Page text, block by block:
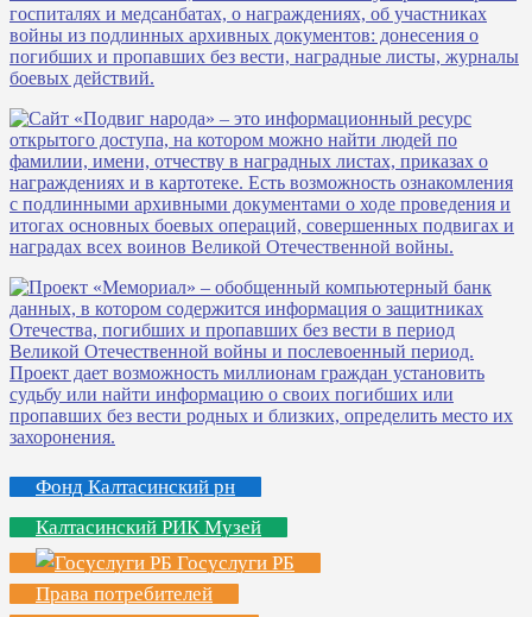
Фонд Калтасинский рн
Калтасинский РИК Музей
Госуслуги РБ
Права потребителей